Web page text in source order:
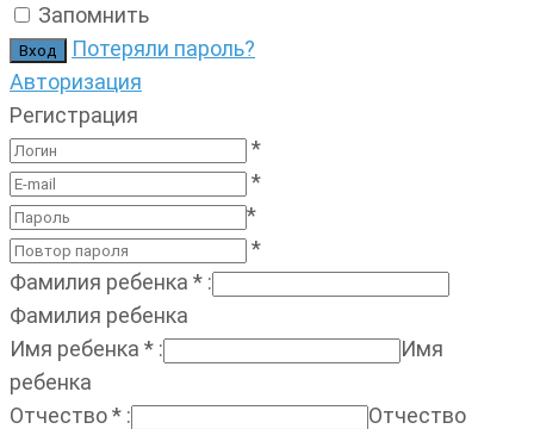
Запомнить
Потеряли пароль?
Авторизация
Регистрация
*
*
*
*
Фамилия ребенка * :
Фамилия ребенка
Имя ребенка * :
Имя
ребенка
Отчество* :
Отчество